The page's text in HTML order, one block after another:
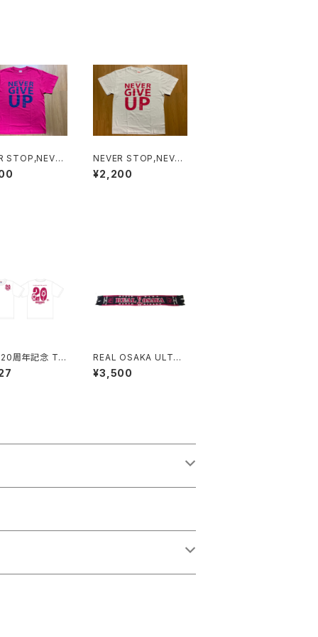
STOP,NEVER
Tシャツ（ピン
NEVER STOP,NEVER
GIVE UP Tシャツ（白）
¥2,200
周年記念 Tシ
REAL OSAKA ULTRA
S マフラー（紺）
¥3,500